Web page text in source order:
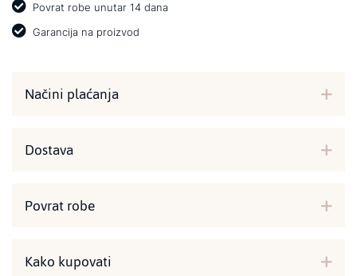
Povrat robe unutar 14 dana
Garancija na proizvod
Načini plaćanja
Dostava
Povrat robe
Kako kupovati